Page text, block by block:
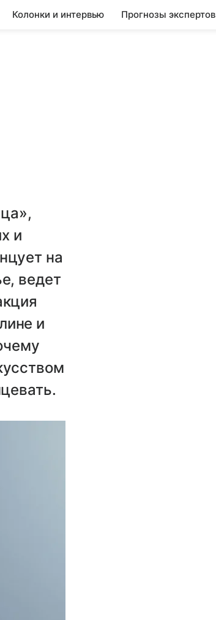
Колонки и интервью Прогнозы экспертов
и
на
ведет
и